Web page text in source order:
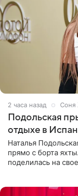
2 часа назад Соня
Подольская
отдыхе в
Наталья
прямо с борта
поделилась на